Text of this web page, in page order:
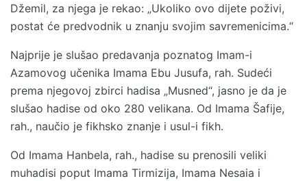
Džemil, za njega je rekao: „Ukoliko ovo dijete poživi,
postat će predvodnik u znanju svojim savremenicima.“
Najprije je slušao predavanja poznatog Imam-i
Azamovog učenika Imama Ebu Jusufa, rah. Sudeći
prema njegovoj zbirci hadisa „Musned“, jasno je da je
slušao hadise od oko 280 velikana. Od Imama Šafije,
rah., naučio je fikhsko znanje i usul-i fikh.
Od Imama Hanbela, rah., hadise su prenosili veliki
muhadisi poput Imama Tirmizija, Imama Nesaia i